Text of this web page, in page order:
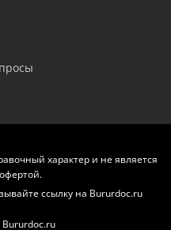
характер и не является
ссылку на Bururdoc.ru